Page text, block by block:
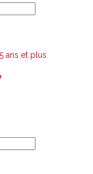
5 ans et plus